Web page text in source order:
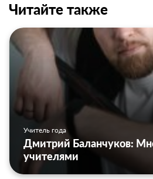
Читайте также
Учитель года
Дмитрий Баланчуков:
учителями